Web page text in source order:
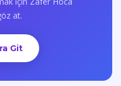
at.
Git